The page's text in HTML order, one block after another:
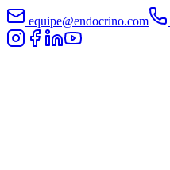
equipe@endocrino.com